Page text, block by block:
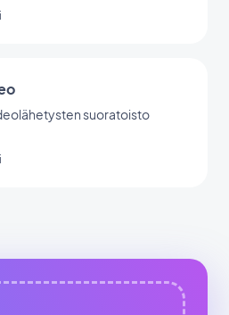
suoratoisto